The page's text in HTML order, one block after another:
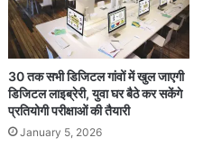
30 तक सभी डिजिटल गांवों में खुल जाएगी
डिजिटल लाइब्रेरी, युवा घर बैठे कर सकेंगे
प्रतियोगी परीक्षाओं की तैयारी
January 5, 2026